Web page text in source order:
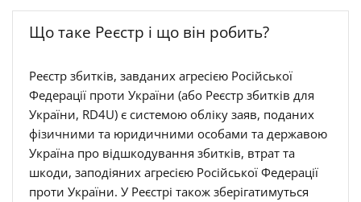
Що таке Реєстр і що він робить?
Реєстр збитків, завданих агресією Російської
Федерації проти України (або Реєстр збитків для
України, RD4U) є системою обліку заяв, поданих
фізичними та юридичними особами та державою
Україна про відшкодування збитків, втрат та
шкоди, заподіяних агресією Російської Федерації
проти України. У Реєстрі також зберігатимуться